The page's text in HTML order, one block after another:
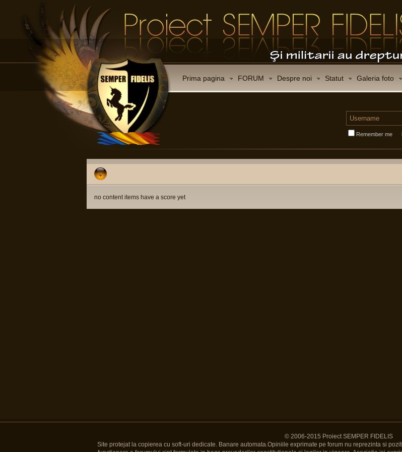
Prima pagina FORUM Despre noi Statut Galeria foto
Remember me
no content items have a score yet
© 2006-2015 Proiect SEMPER FIDELIS
Site protejat la copierea cu soft-uri dedicate. Banare automata.Opiniile exprimate pe forum nu reprezinta si